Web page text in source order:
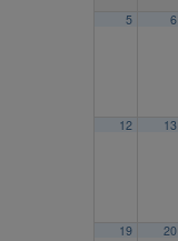
5 6
12 13
19 20